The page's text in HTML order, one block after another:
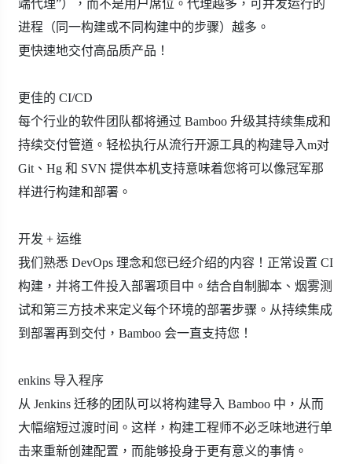
端代理”），而不是用户席位。代理越多，可并发运行的
进程（同一构建或不同构建中的步骤）越多。
更快速地交付高品质产品！
更佳的 CI/CD
每个行业的软件团队都将通过 Bamboo 升级其持续集成和
持续交付管道。轻松执行从流行开源工具的构建导入m对
Git、Hg 和 SVN 提供本机支持意味着您将可以像冠军那
样进行构建和部署。
开发 + 运维
我们熟悉 DevOps 理念和您已经介绍的内容！正常设置 CI
构建，并将工件投入部署项目中。结合自制脚本、烟雾测
试和第三方技术来定义每个环境的部署步骤。从持续集成
到部署再到交付，Bamboo 会一直支持您！
enkins 导入程序
从 Jenkins 迁移的团队可以将构建导入 Bamboo 中，从而
大幅缩短过渡时间。这样，构建工程师不必乏 味地进行单
击来重新创建配置，而能够投身于更有意义的事情。